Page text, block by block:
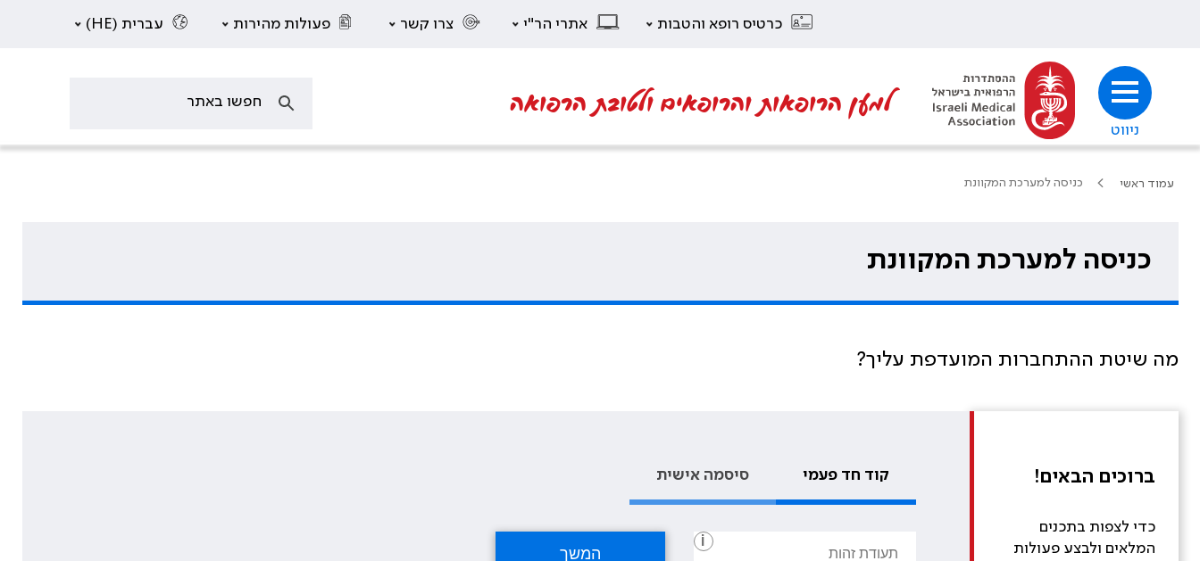
כרטיס רופא והטבות אתרי הר"י צרו קשר פעולות מהירות עברית (HE)
ניווט
למען הרופאות והרופאים ולטובת הרפואה
עמוד ראשי כניסה למערכת המקוונת
כניסה למערכת המקוונת
מה שיטת ההתחברות המועדפת עליך?
ברוכים הבאים!
כדי לצפות בתכנים
המלאים ולבצע פעולות
קוד חד פעמי סיסמה אישית
i